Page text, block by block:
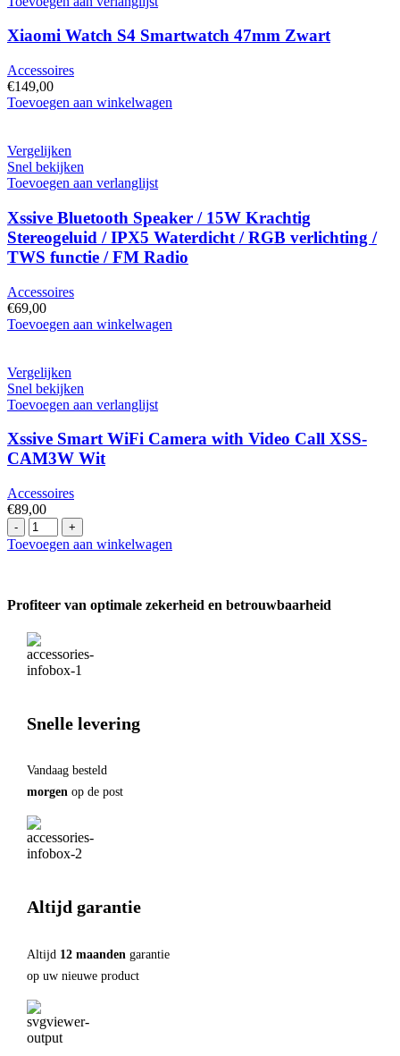
hoeveelheid
Xiaomi Watch S4 Smartwatch 47mm Zwart
Accessoires
€149,00
Xiaomi
Smartwatch
47mm
Zwart
Toevoegen aan winkelwagen
Vergelijken
Snel bekijken
Toevoegen aan verlanglijst
Xssive Bluetooth Speaker / 15W Krachtig
Stereogeluid / IPX5 Waterdicht / RGB verlichting /
TWS functie / FM Radio
Accessoires
€69,00
Xssive
/
15W
Krachtig
/
IPX5
Waterdicht
RGB
verlichting
/
TWS
FM
Radio
hoeveelheid
Toevoegen aan winkelwagen
Vergelijken
Snel bekijken
Toevoegen aan verlanglijst
Xssive Smart WiFi Camera with Video Call XSS-
CAM3W Wit
Accessoires
€89,00
Xssive
Smart
WiFi
Video
XSS-
CAM3W
Wit
Toevoegen aan winkelwagen
Profiteer van optimale zekerheid en betrouwbaarheid
Snelle levering
Vandaag besteld
morgen op de post
Altijd garantie
Altijd 12 maanden garantie
op uw nieuwe product